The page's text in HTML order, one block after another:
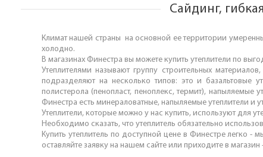
Сайдинг,
Климат нашей страны на основной ее территории
холодно.
В магазинах Финестра вы можете купить утеплители по
Утеплителями называют группу строительных
подразделяют на несколько типов: это и базальтовые
полистерола (пенопласт, пеноплекс, термит),
Финестра есть минераловатные, напыляемые утеплители и
Утеплители, которые можно у нас купить, используют для
Необходимо сказать, что утеплитель обязательно
Купить утеплитель по доступной цене в Финестре легко -
оставляйте заявку на нашем сайте или приходите в